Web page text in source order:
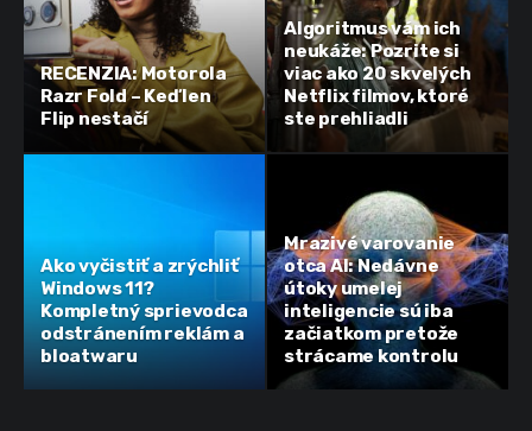
RECENZIA: Motorola
Razr Fold – Keď len
Flip nestačí
Algoritmus vám ich
neukáže: Pozrite si
viac ako 20 skvelých
Netflix filmov, ktoré
ste prehliadli
Ako vyčistiť a zrýchliť
Windows 11?
Kompletný sprievodca
odstránením reklám a
bloatwaru
Mrazivé varovanie
otca AI: Nedávne
útoky umelej
inteligencie sú iba
začiatkom pretože
strácame kontrolu